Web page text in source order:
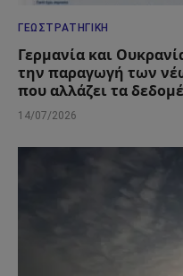
ΓΕΩΣΤΡΑΤΗΓΙΚΉ
Γερμανία και
την παραγωγή των
που αλλάζει τα
14/07/2026